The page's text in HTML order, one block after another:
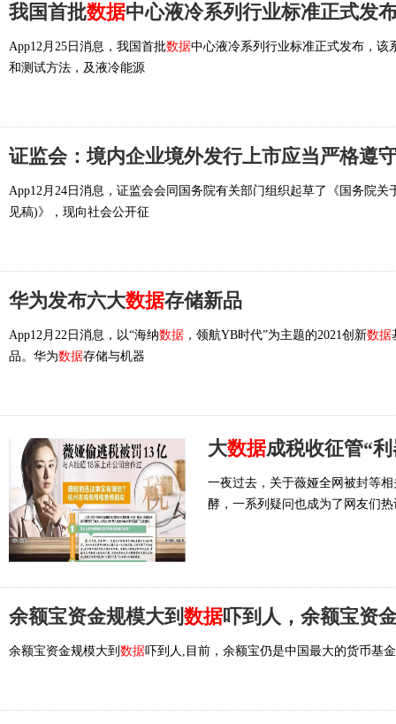
我国首批数据中心液冷系列行业标准正式发
App12月25日消息，我国首批数据中心液冷系列行业标准正式发布，该
和测试方法，及液冷能源
证监会：境内企业境外发行上市应当严格遵
App12月24日消息，证监会会同国务院有关部门组织起草了《国务院
见稿)》，现向社会公开征
华为发布六大数据存储新品
App12月22日消息，以“海纳数据 ，领航YB时代”为主题的2021创新数据
品。华为数据存储与机器
大数据成税收征管“
一夜过去，关于薇娅全网被封等
酵，一系列疑问也成为了网友们
余额宝资金规模大到 数据吓到人，余额宝资
余额宝资金规模大到 数据吓到人,目前，余额宝仍是中国最大的货币基